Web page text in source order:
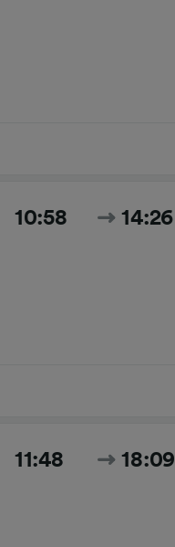
10:58 14:26
11:48 18:09